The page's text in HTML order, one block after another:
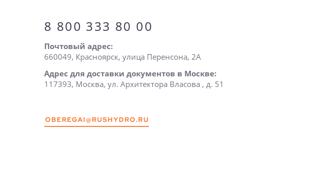
8 800 333 80 00
Почтовый адрес:
660049, Красноярск, улица Перенсона, 2А
Адрес для доставки документов в Москве:
117393, Москва, ул. Архитектора Власова , д. 51